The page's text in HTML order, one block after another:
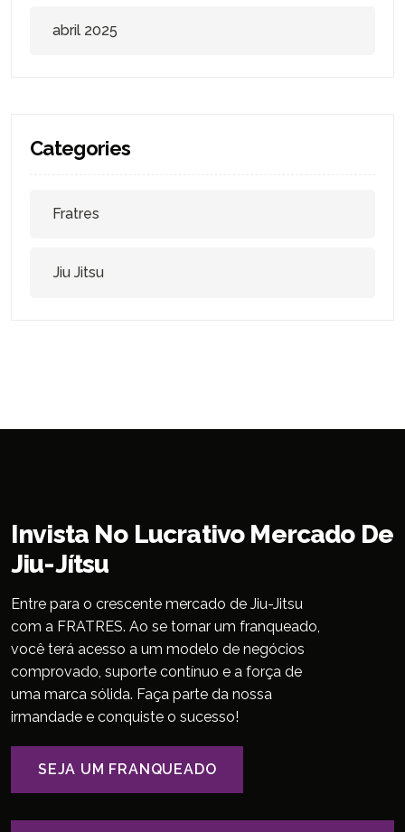
abril 2025
Categories
Fratres
Jiu Jitsu
Invista No Lucrativo Mercado De
Jiu-Jítsu
Entre para o crescente mercado de Jiu-Jitsu
com a FRATRES. Ao se tornar um franqueado,
você terá acesso a um modelo de negócios
comprovado, suporte contínuo e a força de
uma marca sólida. Faça parte da nossa
irmandade e conquiste o sucesso!
SEJA UM FRANQUEADO